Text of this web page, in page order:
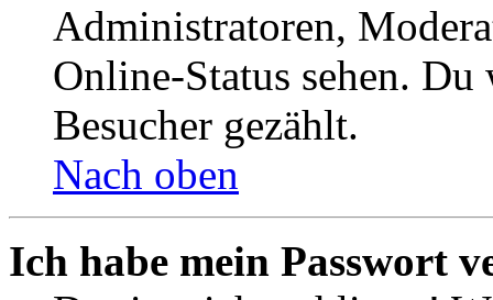
Administratoren,
Online-Status sehen.
Besucher gezählt.
Nach oben
Ich habe mein Passwort